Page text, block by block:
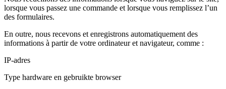
lorsque vous passez une commande et lorsque vous remplissez l’un
des formulaires.
En outre, nous recevons et enregistrons automatiquement des
informations à partir de votre ordinateur et navigateur, comme :
IP-adres
Type hardware en gebruikte browser